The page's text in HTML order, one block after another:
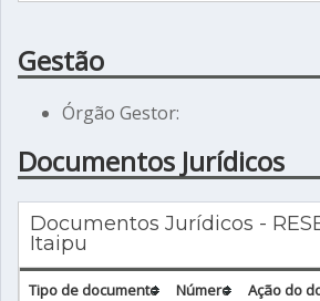
Gestão
Órgão Gestor:
Documentos Jurídicos
Documentos Jurídicos -
Itaipu
Tipo de documento Número Ação do